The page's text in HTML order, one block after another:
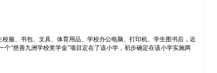
服、书包、文具、体育用品、学校办公电脑、打印机、学生图书后，近
“慈善九洲学校奖学金”项目定在了该小学，初步确定在该小学实施两